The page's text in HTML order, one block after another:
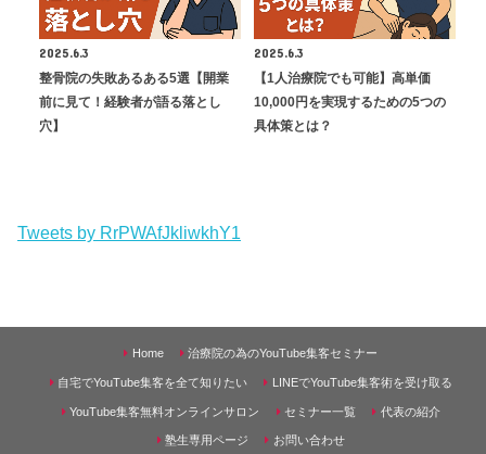
2025.6.3
整骨院の失敗あるある5選【開業
前に見て！経験者が語る落とし
穴】
2025.6.3
【1人治療院でも可能】高単価
10,000円を実現するための5つの
具体策とは？
Tweets by RrPWAfJkliwkhY1
Home 治療院の為のYouTube集客セミナー
自宅でYouTube集客を全て知りたい LINEでYouTube集客術を受け取る
YouTube集客無料オンラインサロン セミナー一覧 代表の紹介
塾生専用ページ お問い合わせ